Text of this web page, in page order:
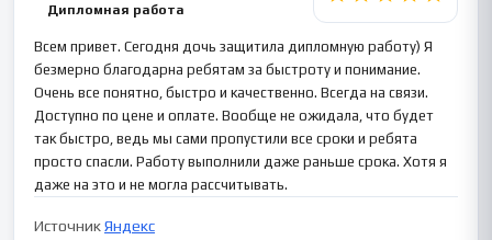
Дипломная работа
Всем привет. Сегодня дочь защитила дипломную работу) Я
безмерно благодарна ребятам за быстроту и понимание.
Очень все понятно, быстро и качественно. Всегда на связи.
Доступно по цене и оплате. Вообще не ожидала, что будет
так быстро, ведь мы сами пропустили все сроки и ребята
просто спасли. Работу выполнили даже раньше срока. Хотя я
даже на это и не могла рассчитывать.
ИсточникЯндекс